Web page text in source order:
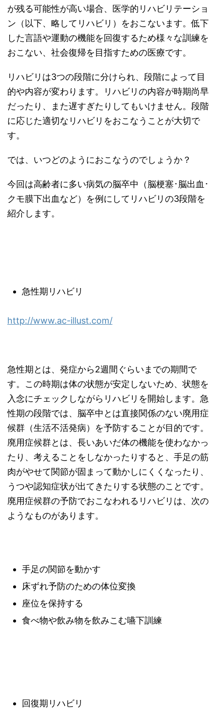
が残る可能性が高い場合、医学的リハビリテーショ
ン（以下、略してリハビリ）をおこないます。低下
した言語や運動の機能を回復するため様々な訓練を
おこない、社会復帰を目指すための医療です。
リハビリは3つの段階に分けられ、段階によって目
的や内容が変わります。リハビリの内容が時期尚早
だったり、また遅すぎたりしてもいけません。段階
に応じた適切なリハビリをおこなうことが大切で
す。
では、いつどのようにおこなうのでしょうか？
今回は高齢者に多い病気の脳卒中（脳梗塞･脳出血･
クモ膜下出血など）を例にしてリハビリの3段階を
紹介します。
急性期リハビリ
http://www.ac-illust.com/
急性期とは、発症から2週間ぐらいまでの期間で
す。この時期は体の状態が安定しないため、状態を
入念にチェックしながらリハビリを開始します。急
性期の段階では、脳卒中とは直接関係のない廃用症
候群（生活不活発病）を予防することが目的です。
廃用症候群とは、長いあいだ体の機能を使わなかっ
たり、考えることをしなかったりすると、手足の筋
肉がやせて関節が固まって動かしにくくなったり、
うつや認知症状が出てきたりする状態のことです。
廃用症候群の予防でおこなわれるリハビリは、次の
ようなものがあります。
手足の関節を動かす
床ずれ予防のための体位変換
座位を保持する
食べ物や飲み物を飲みこむ嚥下訓練
回復期リハビリ